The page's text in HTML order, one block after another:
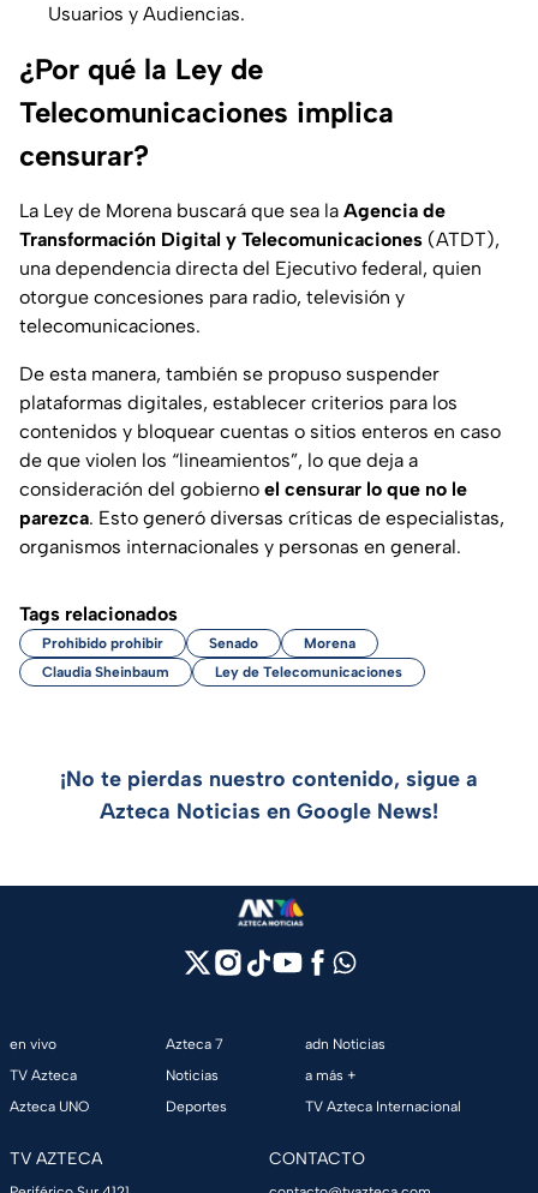
Usuarios y Audiencias.
¿Por qué la Ley de
Telecomunicaciones implica
censurar?
La Ley de Morena buscará que sea la Agencia de
Transformación Digital y Telecomunicaciones (ATDT),
una dependencia directa del Ejecutivo federal, quien
otorgue concesiones para radio, televisión y
telecomunicaciones.
De esta manera, también se propuso suspender
plataformas digitales, establecer criterios para los
contenidos y bloquear cuentas o sitios enteros en caso
de que violen los “lineamientos”, lo que deja a
consideración del gobierno el censurar lo que no le
parezca. Esto generó diversas críticas de especialistas,
organismos internacionales y personas en general.
Tags relacionados
Prohibido prohibir Senado
Morena
Claudia Sheinbaum
Ley de Telecomunicaciones
¡No te pierdas nuestro contenido, sigue a
Azteca Noticias en Google News!
en vivo
TV Azteca
Azteca UNO
Azteca 7
Noticias
Deportes
adn Noticias
a más +
TV Azteca Internacional
TV AZTECA CONTACTO